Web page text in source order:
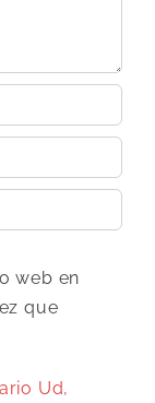
web en
que
Ud,